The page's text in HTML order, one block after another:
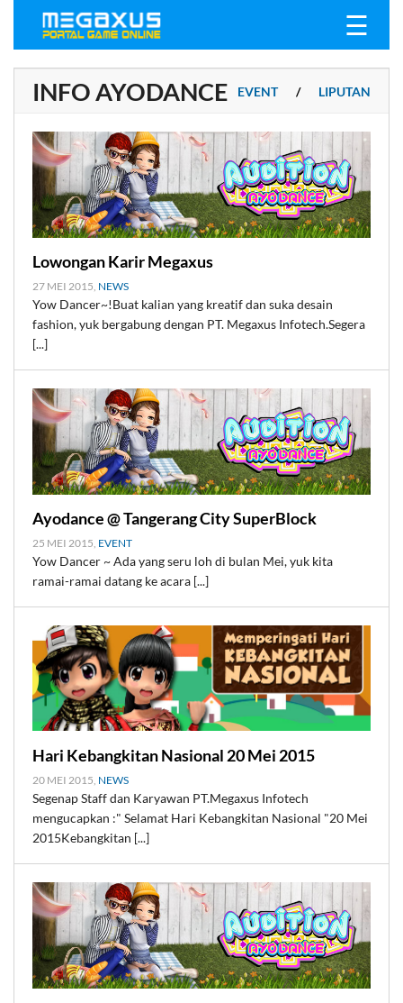
☰
INFO AYODANCE LIPUTAN
/
EVENT
/
BERITA
ALL
Lowongan Karir Megaxus
27 MEI 2015, NEWS
Yow Dancer~!Buat kalian yang kreatif dan suka desain
fashion, yuk bergabung dengan PT. Megaxus Infotech.Segera
[...]
Ayodance @ Tangerang City SuperBlock
25 MEI 2015, EVENT
Yow Dancer ~ Ada yang seru loh di bulan Mei, yuk kita
ramai-ramai datang ke acara [...]
Hari Kebangkitan Nasional 20 Mei 2015
20 MEI 2015, NEWS
Segenap Staff dan Karyawan PT.Megaxus Infotech
mengucapkan :" Selamat Hari Kebangkitan Nasional "20 Mei
2015Kebangkitan [...]